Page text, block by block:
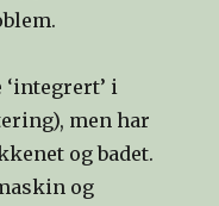
i
men har
og badet.
og